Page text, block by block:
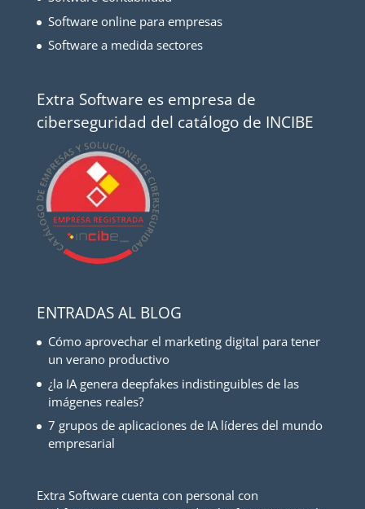
Software online para empresas
Software a medida sectores
Extra Software es empresa de
ciberseguridad del catálogo de INCIBE
ENTRADAS AL BLOG
Cómo aprovechar el marketing digital para tener
un verano productivo
¿la IA genera deepfakes indistinguibles de las
imágenes reales?
7 grupos de aplicaciones de IA líderes del mundo
empresarial
Extra Software cuenta con personal con